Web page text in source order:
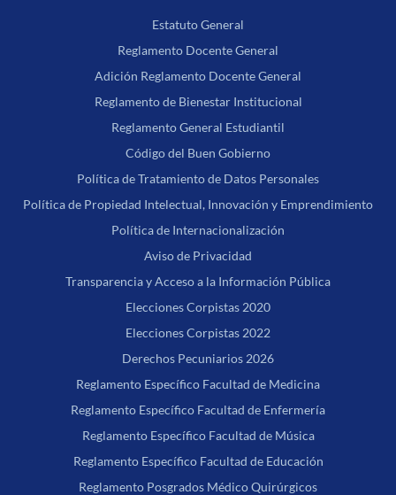
Estatuto General
Reglamento Docente General
Adición Reglamento Docente General
Reglamento de Bienestar Institucional
Reglamento General Estudiantil
Código del Buen Gobierno
Política de Tratamiento de Datos Personales
Política de Propiedad Intelectual, Innovación y Emprendimiento
Política de Internacionalización
Aviso de Privacidad
Transparencia y Acceso a la Información Pública
Elecciones Corpistas 2020
Elecciones Corpistas 2022
Derechos Pecuniarios 2026
Reglamento Específico Facultad de Medicina
Reglamento Específico Facultad de Enfermería
Reglamento Específico Facultad de Música
Reglamento Específico Facultad de Educación
Reglamento Posgrados Médico Quirúrgicos